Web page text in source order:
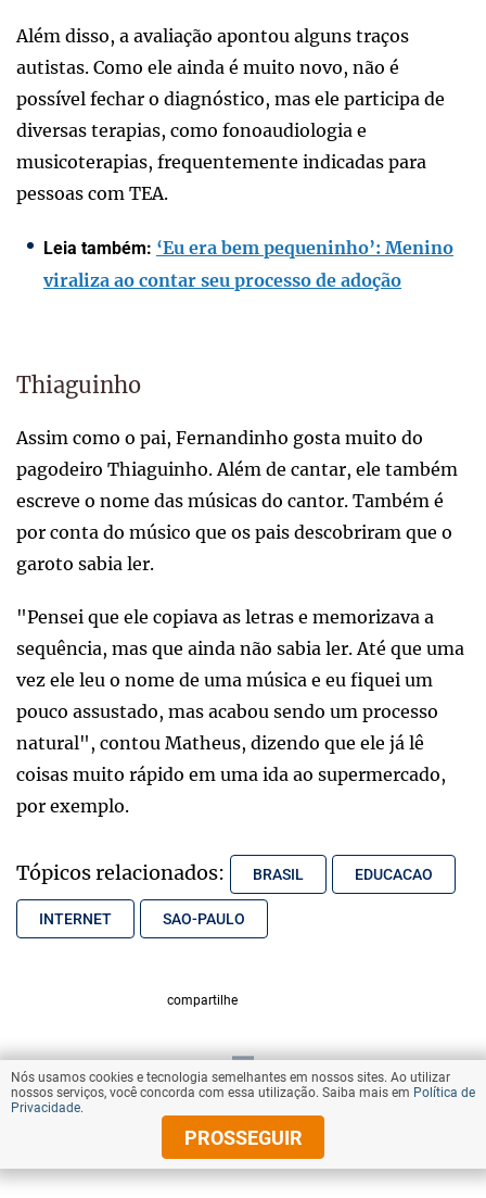
Além disso, a avaliação apontou alguns traços
autistas. Como ele ainda é muito novo, não é
possível fechar o diagnóstico, mas ele participa de
diversas terapias, como fonoaudiologia e
musicoterapias, frequentemente indicadas para
pessoas com TEA.
Leia também: ‘Eu era bem pequeninho’: Menino
viraliza ao contar seu processo de adoção
Thiaguinho
Assim como o pai, Fernandinho gosta muito do
pagodeiro Thiaguinho. Além de cantar, ele também
escreve o nome das músicas do cantor. Também é
por conta do músico que os pais descobriram que o
garoto sabia ler.
"Pensei que ele copiava as letras e memorizava a
sequência, mas que ainda não sabia ler. Até que uma
vez ele leu o nome de uma música e eu fiquei um
pouco assustado, mas acabou sendo um processo
natural", contou Matheus, dizendo que ele já lê
coisas muito rápido em uma ida ao supermercado,
por exemplo.
Tópicos relacionados: BRASIL EDUCACAO
INTERNET SAO-PAULO
compartilhe
VOLTAR AO TOPO
© Copyright 2025 Diários Associados
Nós usamos cookies e tecnologia semelhantes em nossos sites. Ao utilizar
nossos serviços, você concorda com essa utilização. Saiba mais em Política de
Privacidade.
PROSSEGUIR